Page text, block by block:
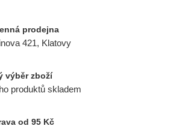
prodejna
421, Klatovy
výběr zboží
produktů skladem
od 95 Kč